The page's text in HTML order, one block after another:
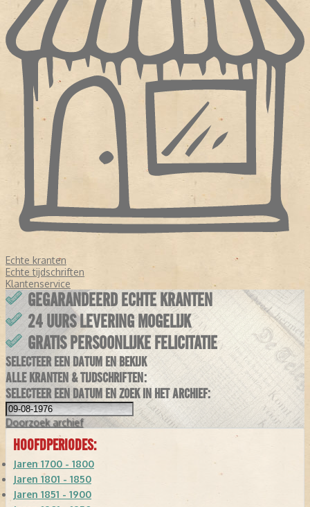
Echte kranten
Echte tijdschriften
Klantenservice
GEGARANDEERD ECHTE KRANTEN
24 UURS LEVERING MOGELIJK
GRATIS PERSOONLIJKE FELICITATIE
SELECTEER EEN DATUM EN BEKIJK
ALLE KRANTEN & TIJDSCHRIFTEN:
SELECTEER EEN DATUM EN ZOEK IN HET ARCHIEF:
Doorzoek archief
HOOFDPERIODES:
Jaren 1700 - 1800
Jaren 1801 - 1850
Jaren 1851 - 1900